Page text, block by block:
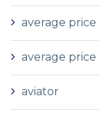
average
average
aviator